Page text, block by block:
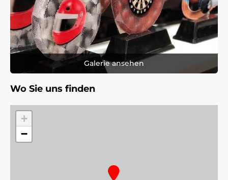
Galerie ansehen
Wo Sie uns finden
+
−